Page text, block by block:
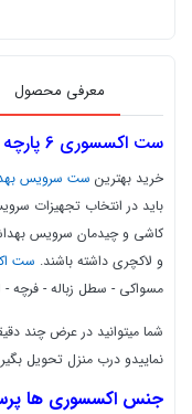
معرفی محصول
ست اکسسوری 6 پارچه
خرید بهترین ست سرویس
باید در انتخاب تجهیزات
کاشی و چیدمان سرویس
و لاکچری داشته باشند. ست
مسواکی - سطل زباله - فرچه
نماییدو درب منزل تحویل
جنس اکسسوری ها